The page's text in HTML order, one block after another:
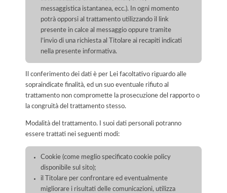
messaggistica istantanea, ecc.). In ogni momento
potrà opporsi al trattamento utilizzando il link
presente in calce al messaggio oppure tramite
l’invio di una richiesta al Titolare ai recapiti indicati
nella presente informativa.
Il conferimento dei dati è per Lei facoltativo riguardo alle
sopraindicate finalità, ed un suo eventuale rifiuto al
trattamento non compromette la prosecuzione del rapporto o
la congruità del trattamento stesso.
Modalità del trattamento. I suoi dati personali potranno
essere trattati nei seguenti modi:
Cookie (come meglio specificato cookie policy
disponibile sul sito);
il Titolare per confrontare ed eventualmente
migliorare i risultati delle comunicazioni, utilizza